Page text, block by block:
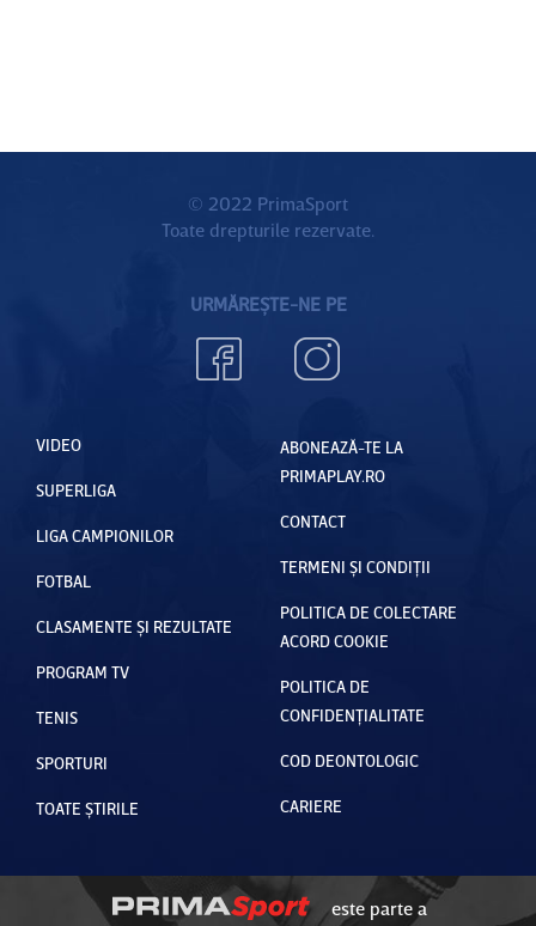
© 2022 PrimaSport
Toate drepturile rezervate.
URMĂREȘTE-NE PE
VIDEO
SUPERLIGA
LIGA CAMPIONILOR
FOTBAL
CLASAMENTE ȘI REZULTATE
PROGRAM TV
TENIS
SPORTURI
TOATE ȘTIRILE
ABONEAZĂ-TE LA
PRIMAPLAY.RO
CONTACT
TERMENI ȘI CONDIȚII
POLITICA DE COLECTARE
ACORD COOKIE
POLITICA DE
CONFIDENȚIALITATE
COD DEONTOLOGIC
CARIERE
este parte a